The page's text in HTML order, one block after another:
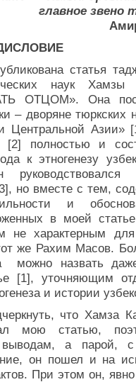
главное звено
статья
наук Хамзы
ОТЦОМ». Она
– дворяне тюркских
Центральной Азии»
[2] полностью и
к этногенезу
руководствовался
но вместе с тем,
и
в моей
не характерным
же Рахим Масов.
можно назвать
[1], уточняющим
и истории
что Хамза
мою статью,
а парой,
он пошел и на
При этом он,